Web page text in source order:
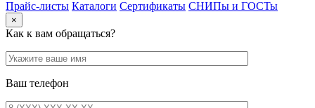
Прайс-листы Каталоги Сертификаты СНИПы и ГОСТы
×
Как к вам обращаться?
Ваш телефон